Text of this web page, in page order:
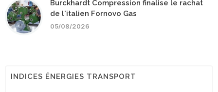
Burckhardt Compression finalise le rachat
de l'italien Fornovo Gas
05/08/2026
INDICES ÉNERGIES TRANSPORT